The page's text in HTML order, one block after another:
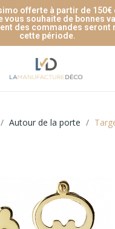
offerte à partir de 150€
vous souhaite de bonnes
des commandes seront
cette période.
Autour de la porte